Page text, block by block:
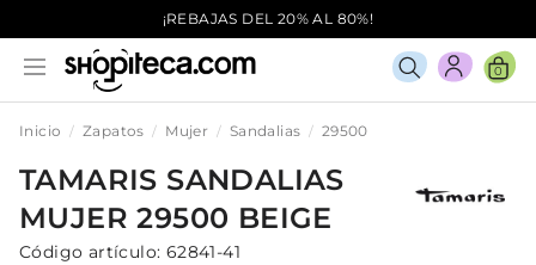
¡REBAJAS DEL 20% AL 80%!
0
Inicio Zapatos Mujer Sandalias 29500
TAMARIS SANDALIAS
MUJER29500 BEIGE
Código artículo: 62841-41